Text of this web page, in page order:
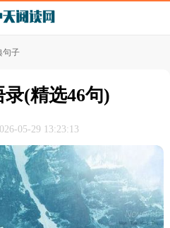
句子
(精选46句)
05-29 13:23:13